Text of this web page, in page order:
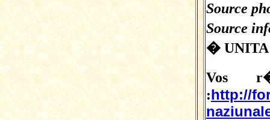
Source
Source
�
Vos
:http://